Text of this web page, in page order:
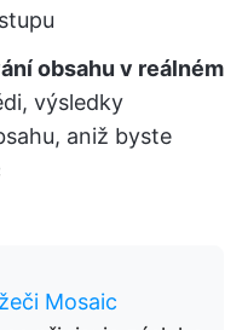
obsahu v reálném
výsledky
aniž byste
Mosaic